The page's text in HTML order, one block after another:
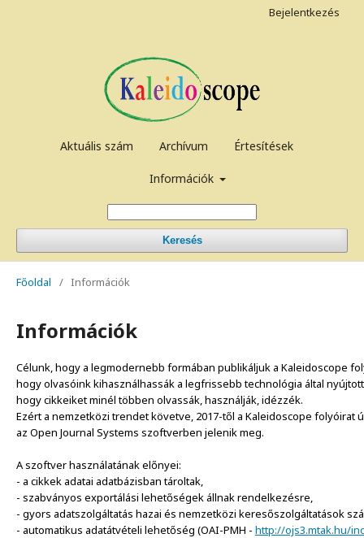
Aktuális szám Archívum Értesítések
Információk
Keresés
Bejelentkezés
Főoldal / Információk
Információk
Célunk, hogy a legmodernebb formában publikáljuk a Kaleidoscope
hogy olvasóink kihasználhassák a legfrissebb technológia által
hogy cikkeiket minél többen olvassák, használják, idézzék.
Ezért a nemzetközi trendet követve, 2017-től a Kaleidoscope
az Open Journal Systems szoftverben jelenik meg.
A szoftver használatának előnyei:
- a cikkek adatai adatbázisban tároltak,
- szabványos exportálási lehetőségek állnak rendelkezésre,
- gyors adatszolgáltatás hazai és nemzetközi keresőszolgáltatások
- automatikus adatátvételi lehetőség (OAI-PMH - http://ojs3.mtak.hu/